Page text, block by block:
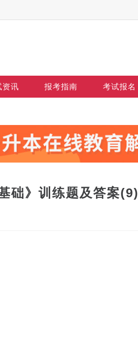
资讯 报考指南 考试报名
础》训练题及答案(9)